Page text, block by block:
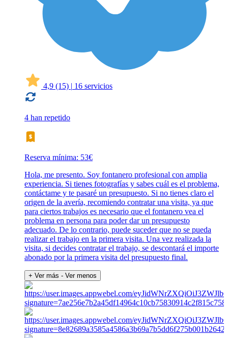
4,9 (15) | 16 servicios
4 han repetido
Reserva mínima: 53€
Hola, me presento. Soy fontanero profesional con amplia
experiencia. Si tienes fotografías y sabes cuál es el problema,
contáctame y te pasaré un presupuesto. Si no tienes claro el
origen de la avería, recomiendo contratar una visita, ya que
para ciertos trabajos es necesario que el fontanero vea el
problema en persona para poder dar un presupuesto
adecuado. De lo contrario, puede suceder que no se pueda
realizar el trabajo en la primera visita. Una vez realizada la
visita, si decides contratar el trabajo, se descontará el importe
abonado por la primera visita del presupuesto final.
+ Ver más - Ver menos